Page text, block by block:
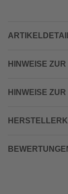
HINWEISE
HINWEISE